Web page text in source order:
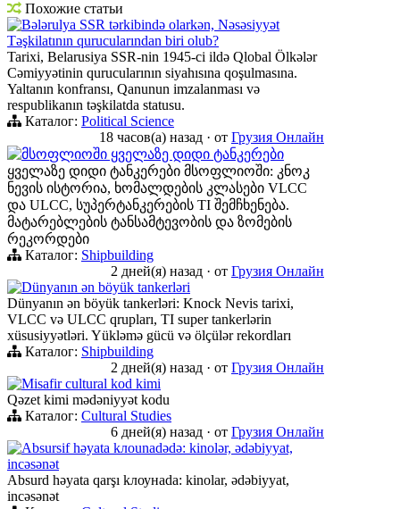
Похожие статьи
Bələrulya SSR tərkibində olarkən, Nəsəsiyyət
Təşkilatının qurucularından biri olub?
Tarixi, Belarusiya SSR-nin 1945-ci ildə Qlobal Ölkələr
Cəmiyyətinin qurucularının siyahısına qoşulmasına.
Yaltanın konfransı, Qanunun imzalanması və
respublikanın təşkilatda statusu.
Каталог: Political Science
18 часов(а) назад · от Грузия Онлайн
მსოფლიოში ყველაზე დიდი ტანკერები
ყველაზე დიდი ტანკერები მსოფლიოში: კნოკ
ნევის ისტორია, ხომალდების კლასები VLCC
და ULCC, სუპერტანკერების TI შემჩხენება.
მატარებლების ტანსამტევობის და ზომების
რეკორდები
Каталог: Shipbuilding
2 дней(я) назад · от Грузия Онлайн
Dünyanın ən böyük tankerləri
Dünyanın ən böyük tankerləri: Knock Nevis tarixi,
VLCC və ULCC qrupları, TI super tankerlərin
xüsusiyyətləri. Yükləmə gücü və ölçülər rekordları
Каталог: Shipbuilding
2 дней(я) назад · от Грузия Онлайн
Misafir cultural kod kimi
Qəzet kimi mədəniyyət kodu
Каталог: Cultural Studies
6 дней(я) назад · от Грузия Онлайн
Absursif həyata kлоunadədə: kinolər, ədəbiyyat,
incəsənət
Absurd həyata qarşı kлоунadа: kinolar, ədəbiyyat,
incəsənət